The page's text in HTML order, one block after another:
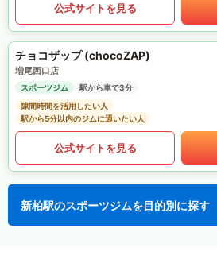
公式サイトを見る
チョコザップ (chocoZAP)
増尾西口店
スポーツジム
駅から車で3分
隙間時間を活用したい人
駅から5分以内のジムに通いたい人
公式サイトを見る
新柏駅のスポーツジムを目的別に探す